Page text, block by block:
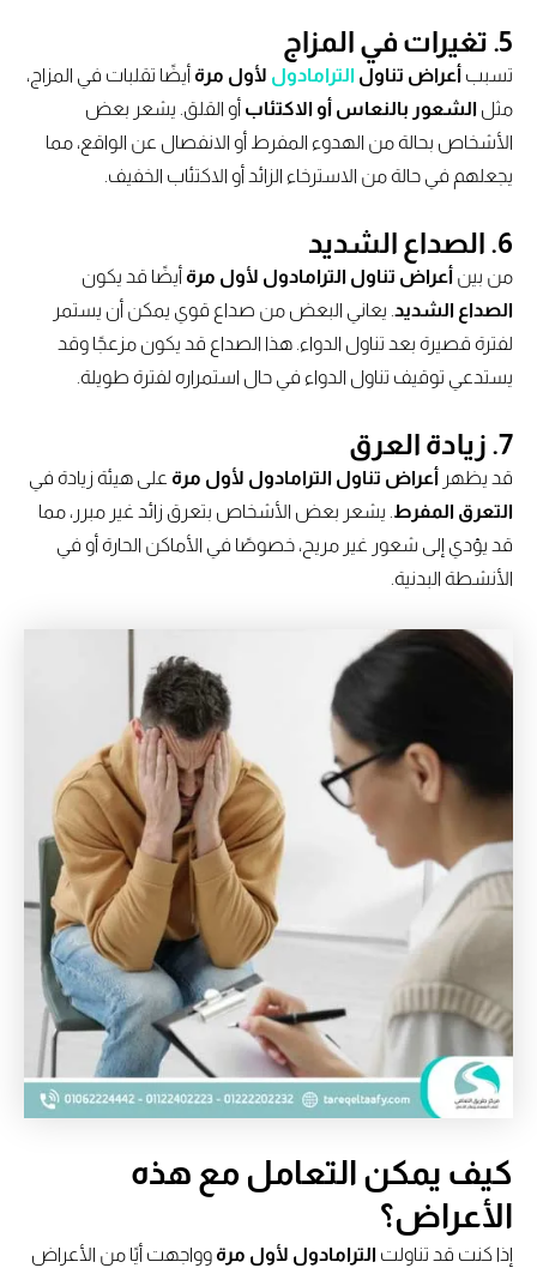
5. تغيرات في المزاج
تسبب أعراض تناول الترامادول لأول مرةأيضًا تقلبات في المزاج،
مثل الشعور بالنعاس أو الاكتئابأو القلق. يشعر بعض
الأشخاص بحالة من الهدوء المفرط أو الانفصال عن الواقع، مما
يجعلهم في حالة من الاسترخاء الزائد أو الاكتئاب الخفيف.
6. الصداع الشديد
من بينأعراض تناول الترامادول لأول مرةأيضًا قد يكون
الصداع الشديد. يعاني البعض من صداع قوي يمكن أن يستمر
لفترة قصيرة بعد تناول الدواء. هذا الصداع قد يكون مزعجًا وقد
يستدعي توقيف تناول الدواء في حال استمراره لفترة طويلة.
7. زيادة العرق
قد يظهرأعراض تناول الترامادول لأول مرةعلى هيئة زيادة في
التعرق المفرط. يشعر بعض الأشخاص بتعرق زائد غير مبرر، مما
قد يؤدي إلى شعور غير مريح، خصوصًا في الأماكن الحارة أو في
الأنشطة البدنية.
كيف يمكن التعامل مع هذه
الأعراض؟
إذا كنت قد تناولتالترامادول لأول مرةوواجهت أيًا من الأعراض